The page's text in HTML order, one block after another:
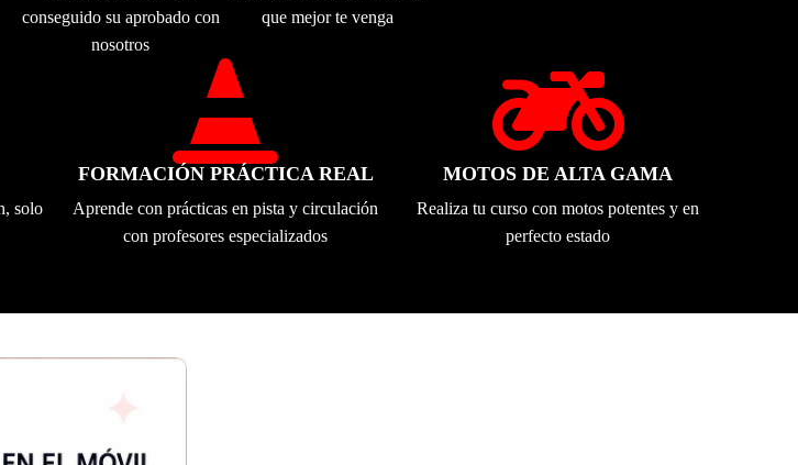
conseguido su aprobado con
nosotros
que mejor te venga
solo

FORMACIÓN PRÁCTICA REAL
Aprende con prácticas en pista y circulación
con profesores especializados

MOTOS DE ALTA GAMA
Realiza tu curso con motos potentes y en
perfecto estado